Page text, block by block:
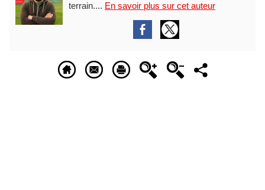
terrain.... En savoir plus sur cet auteur